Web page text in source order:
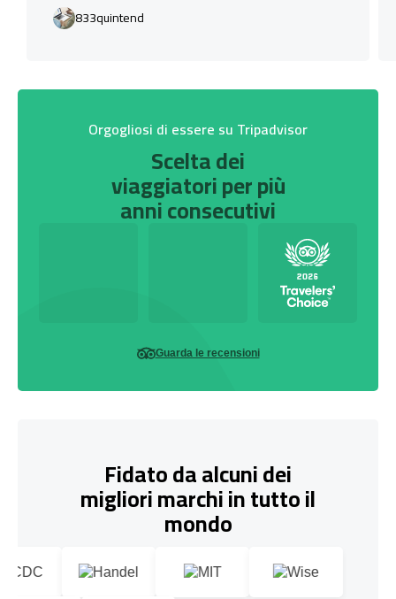
833quintend
Orgogliosi di essere su Tripadvisor
Scelta dei
viaggiatori per più
anni consecutivi
Guarda le recensioni
Fidato da alcuni dei
migliori marchi in tutto il
mondo